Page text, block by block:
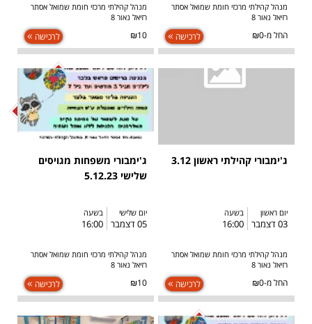
מנהל קהילתי מרכזי חומת שמואל אסתר
רזיאל נאור 8
החל מ-₪0 לרכישה
מנהל קהילתי מרכזי חומת שמואל אסתר
רזיאל נאור 8
₪10 לרכישה
ג'ימבורי קהילתי ראשון 3.12
יום ראשון
03 דצמבר
בשעה
16:00
מנהל קהילתי מרכזי חומת שמואל אסתר
רזיאל נאור 8
החל מ-₪0 לרכישה
ג'ימבורי משפחות מגויסים
שלישי 5.12.23
SOLD OUT
יום שלישי
05 דצמבר
בשעה
16:00
מנהל קהילתי מרכזי חומת שמואל אסתר
רזיאל נאור 8
₪10 לרכישה